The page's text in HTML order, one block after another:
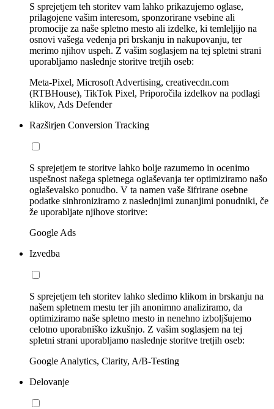
S sprejetjem teh storitev vam lahko prikazujemo oglase,
prilagojene vašim interesom, sponzorirane vsebine ali
promocije za naše spletno mesto ali izdelke, ki temleljijo na
osnovi vašega vedenja pri brskanju in nakupovanju, ter
merimo njihov uspeh. Z vašim soglasjem na tej spletni strani
uporabljamo naslednje storitve tretjih oseb:
Meta-Pixel, Microsoft Advertising, creativecdn.com
(RTBHouse), TikTok Pixel, Priporočila izdelkov na podlagi
klikov, Ads Defender
Razširjen Conversion Tracking
S sprejetjem te storitve lahko bolje razumemo in ocenimo
uspešnost našega spletnega oglaševanja ter optimiziramo našo
oglaševalsko ponudbo. V ta namen vaše šifrirane osebne
podatke sinhroniziramo z naslednjimi zunanjimi ponudniki, če
že uporabljate njihove storitve:
Google Ads
Izvedba
S sprejetjem teh storitev lahko sledimo klikom in brskanju na
našem spletnem mestu ter jih anonimno analiziramo, da
optimiziramo naše spletno mesto in nenehno izboljšujemo
celotno uporabniško izkušnjo. Z vašim soglasjem na tej
spletni strani uporabljamo naslednje storitve tretjih oseb:
Google Analytics, Clarity, A/B-Testing
Delovanje